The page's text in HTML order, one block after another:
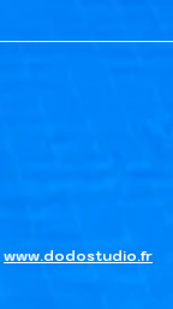
www.dodostudio.fr